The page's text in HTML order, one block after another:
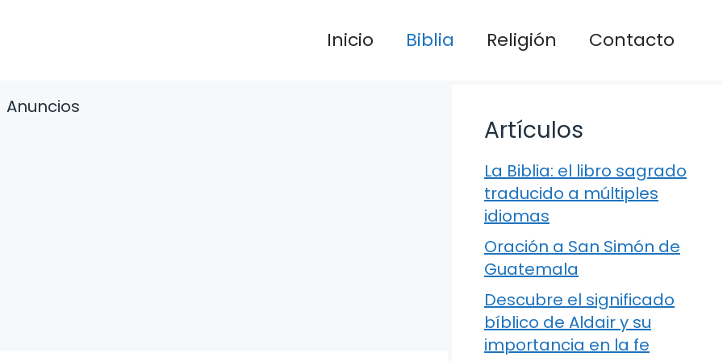
Inicio Biblia Religión Contacto
Anuncios
Artículos
La Biblia: el libro sagrado
traducido a múltiples
idiomas
Oración a San Simón de
Guatemala
Descubre el significado
bíblico de Aldair y su
importancia en la fe